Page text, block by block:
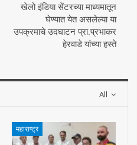
खेलो इंडिया सेंटरच्या माध्यमातून
घेण्यात येत असलेल्या या
उपक्रमाचे उदघाटन प्रा.प्रभाकर
हेरवाडे यांच्या हस्ते
All
महाराष्ट्र